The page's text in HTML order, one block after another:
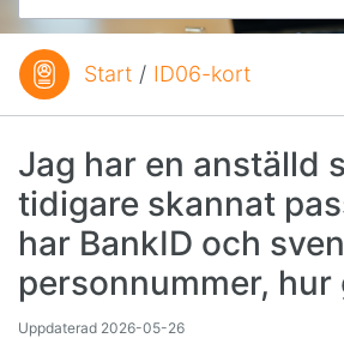
Du är här:Start / ID06-kort
Jag har en anställd
tidigare skannat
har BankID och
personnummer, hur
Uppdaterad 2026-05-26